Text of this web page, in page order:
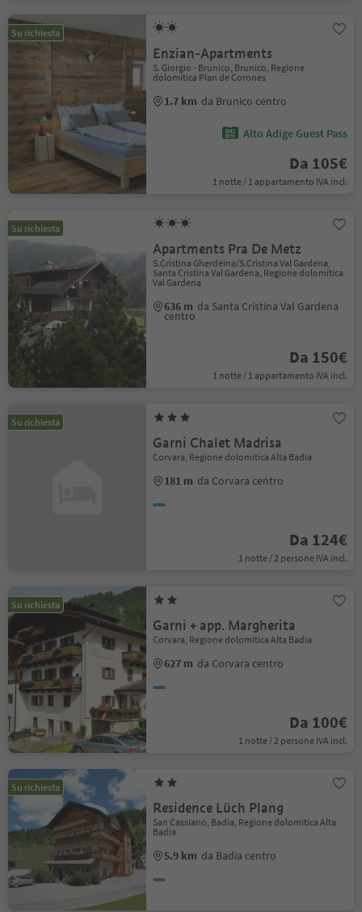
Su richiesta
Enzian-Apartments
S. Giorgio - Brunico, Brunico, Regione
dolomitica Plan de Corones
1.7 km da Brunico centro
Alto Adige Guest Pass
Da 105€
1 notte / 1 appartamento IVA incl.
Su richiesta
Apartments Pra De Metz
S.Cristina Gherdëina/S.Cristina Val Gardena,
Santa Cristina Val Gardena, Regione dolomitica
Val Gardena
636 m da Santa Cristina Val Gardena
centro
Da 150€
1 notte / 1 appartamento IVA incl.
Su richiesta
Garni Chalet Madrisa
Corvara, Regione dolomitica Alta Badia
181 m da Corvara centro
Da 124€
1 notte / 2 persone IVA incl.
Su richiesta
Garni + app. Margherita
Corvara, Regione dolomitica Alta Badia
627 m da Corvara centro
Da 100€
1 notte / 2 persone IVA incl.
Su richiesta
Residence Lüch Plang
San Cassiano, Badia, Regione dolomitica Alta
Badia
5.9 km da Badia centro